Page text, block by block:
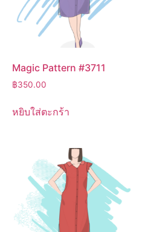
Magic Pattern #3711
฿350.00
หยิบใส่ตะกร้า